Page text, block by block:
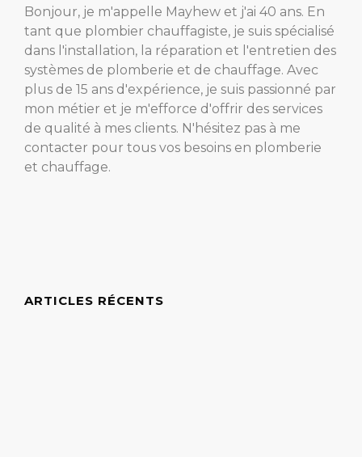
Bonjour, je m'appelle Mayhew et j'ai 40 ans. En
tant que plombier chauffagiste, je suis spécialisé
dans l'installation, la réparation et l'entretien des
systèmes de plomberie et de chauffage. Avec
plus de 15 ans d'expérience, je suis passionné par
mon métier et je m'efforce d'offrir des services
de qualité à mes clients. N'hésitez pas à me
contacter pour tous vos besoins en plomberie
et chauffage.
ARTICLES RÉCENTS